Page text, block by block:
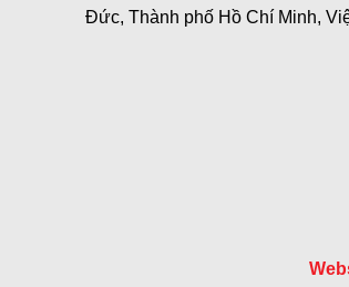
Đức, Thành phố Hồ Chí Minh,